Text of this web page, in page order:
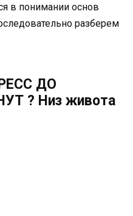
в понимании основ
разберем
ДО
? Низ живота